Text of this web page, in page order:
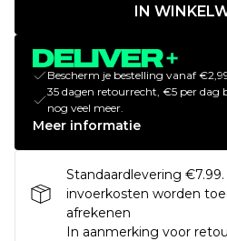
IN
Bescherm je bestelling vanaf
35 dagen retourrecht, €5 per dag
nog veel meer.
Meer informatie
Standaardlevering
invoerkosten worden
afrekenen
In aanmerking voor